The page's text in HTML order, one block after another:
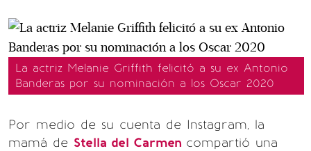
La actriz Melanie Griffith felicitó a su ex Antonio
Banderas por su nominación a los Oscar 2020
Por medio de su cuenta de Instagram, la
mamá de Stella del Carmen compartió una